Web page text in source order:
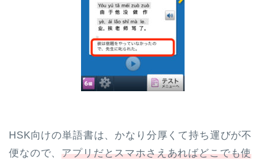
HSK向けの単語書は、かなり分厚くて持ち運びが不
便なので、アプリだとスマホさえあればどこでも使